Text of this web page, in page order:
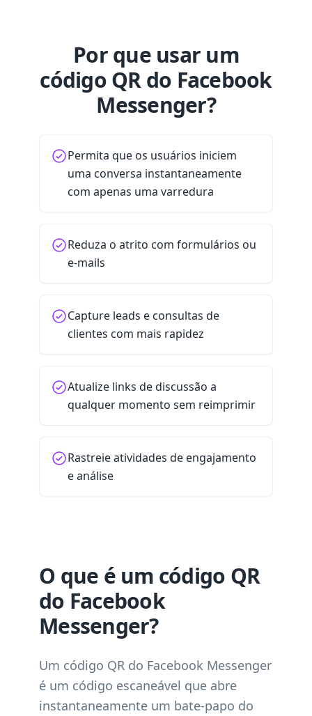
Por que usar um
código QR do Facebook
Messenger?
Permita que os usuários iniciem
uma conversa instantaneamente
com apenas uma varredura
Reduza o atrito com formulários ou
e-mails
Capture leads e consultas de
clientes com mais rapidez
Atualize links de discussão a
qualquer momento sem reimprimir
Rastreie atividades de engajamento
e análise
O que é um código QR
do Facebook
Messenger?
Um código QR do Facebook Messenger
é um código escaneável que abre
instantaneamente um bate-papo do